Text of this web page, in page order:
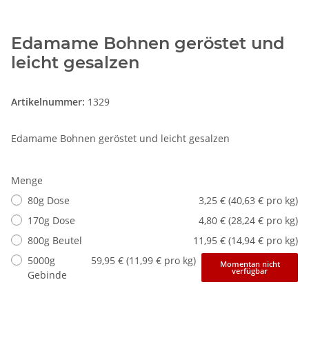
Edamame Bohnen geröstet und
leicht gesalzen
Artikelnummer: 1329
Edamame Bohnen geröstet und leicht gesalzen
Menge
80g Dose
3,25 € (40,63 € pro kg)
170g Dose
4,80 € (28,24 € pro kg)
800g Beutel
11,95 € (14,94 € pro kg)
5000g
Gebinde
59,95 € (11,99 € pro kg) Momentan nicht
verfügbar